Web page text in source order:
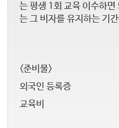
는 평생 1회 교육 이수하면
는 그 비자를 유지하는 기
<준비물>
외국인 등록증
교육비